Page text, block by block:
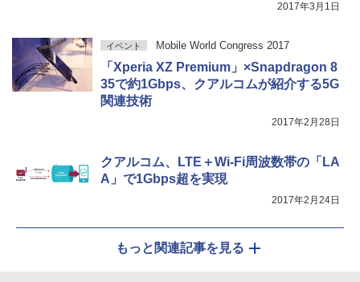
2017年3月1日
イベント Mobile World Congress 2017
「Xperia XZ Premium」×Snapdragon 8
35で約1Gbps、クアルコムが紹介する5G
関連技術
2017年2月28日
クアルコム、LTE＋Wi-Fi周波数帯の「LA
A」で1Gbps超を実現
2017年2月24日
もっと関連記事を見る